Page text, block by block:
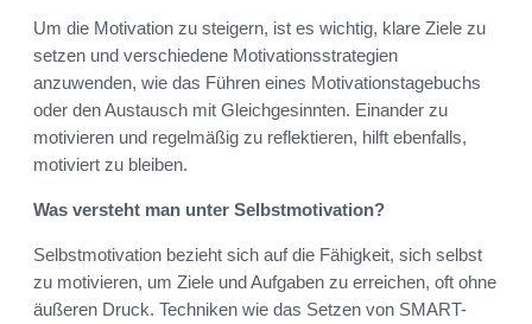
Um die Motivation zu steigern, ist es wichtig, klare Ziele zu
setzen und verschiedene Motivationsstrategien
anzuwenden, wie das Führen eines Motivationstagebuchs
oder den Austausch mit Gleichgesinnten. Einander zu
motivieren und regelmäßig zu reflektieren, hilft ebenfalls,
motiviert zu bleiben.
Was versteht man unter Selbstmotivation?
Selbstmotivation bezieht sich auf die Fähigkeit, sich selbst
zu motivieren, um Ziele und Aufgaben zu erreichen, oft ohne
äußeren Druck. Techniken wie das Setzen von SMART-